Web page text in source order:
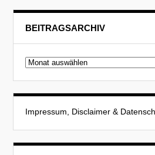
BEITRAGSARCHIV
Beitragsarchiv
Impressum, Disclaimer &